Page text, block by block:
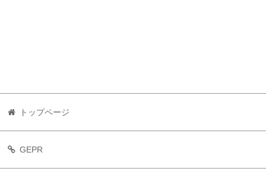
トップページ
GEPR